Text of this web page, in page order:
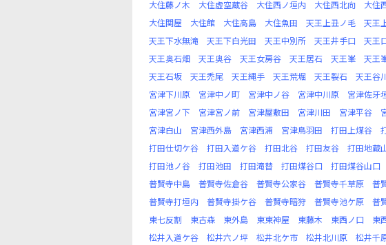
大住藤ノ木
大住虚空蔵谷 大住西ノ垣内 大住西北向 大住
大住関屋
大住館 大住高島 大住魚田 天王上丑ノ毛 天王
天王下水無滝
天王下白光田 天王中別所 天王井手口 天王
天王奥石畑
天王奥谷 天王女房谷 天王居石 天王峯 天王
天王石坂
天王禿尾 天王縄手 天王荒堀 天王裂石 天王谷
宮津下川原
宮津中ノ町 宮津中ノ谷 宮津中川原 宮津佐牙
宮津宮ノ下
宮津宮ノ前 宮津屋敷田 宮津川田 宮津平谷
宮津白山
宮津西外島 宮津西浦 宮津鳥羽田 打田上煤谷
打田仕切ケ谷
打田入道ケ谷 打田北谷 打田友谷 打田地蔵
打田池ノ谷
打田池田 打田滝替 打田煤谷口 打田煤谷山口
普賢寺中島
普賢寺佐倉谷 普賢寺公家谷 普賢寺千草原 普
普賢寺打垣内
普賢寺掛ケ谷 普賢寺暗狩 普賢寺池ケ原 普
東七反割
東古森 東外島 東東神屋 東藤木 東西ノ口 東
松井入道ケ谷
松井六ノ坪 松井北ケ市 松井北川原 松井千